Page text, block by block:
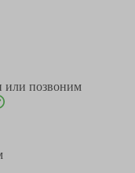
или позвоним